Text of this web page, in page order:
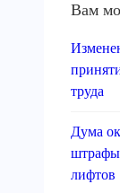
Вам
труда
Дума
штрафы
лифтов